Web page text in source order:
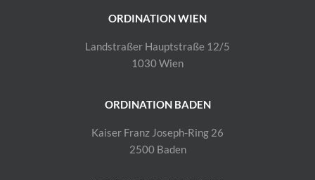
ORDINATION WIEN
Landstraßer Hauptstraße 12/5
1030 Wien
ORDINATION BADEN
Kaiser Franz Joseph-Ring 26
2500 Baden